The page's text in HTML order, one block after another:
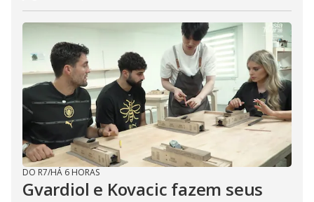
DO R7/HÁ 6 HORAS
Gvardiol e Kovacic fazem seus